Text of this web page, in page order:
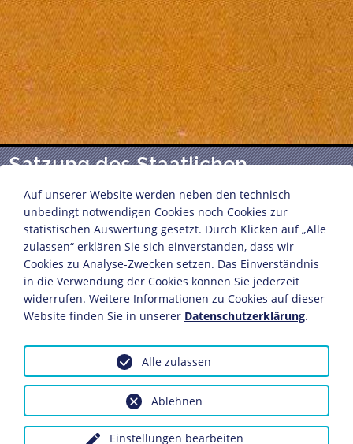
Satzung des Staatlichen
Bauhauses zu Weimar
Weimar, 1921
Druck
21 x 16,5 cm
Bildnachweis: Deutsches Historisches Museum,
Inv.-Nr.: R 96/749
Dieses Objekt ist eingebunden in folgende LeMO-Seite:
Auf unserer Website werden neben den technisch
unbedingt notwendigen Cookies noch Cookies zur
statistischen Auswertung gesetzt. Durch Klicken auf „Alle
zulassen“ erklären Sie sich einverstanden, dass wir
Cookies zu Analyse-Zwecken setzen. Das Einverständnis
in die Verwendung der Cookies können Sie jederzeit
widerrufen. Weitere Informationen zu Cookies auf dieser
Website finden Sie in unserer Datenschutzerklärung.
Einstellungen bearbeiten
Ablehnen
Alle zulassen